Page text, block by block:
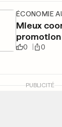
ÉCONOMIE
Mieux
0 0
PUBLICITÉ